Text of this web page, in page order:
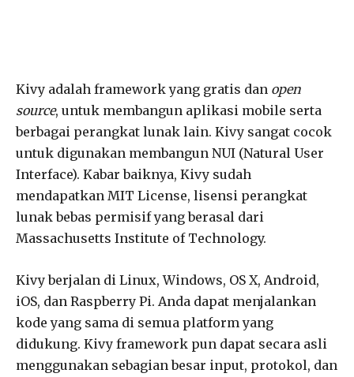
Kivy adalah framework yang gratis dan open
source, untuk membangun aplikasi mobile serta
berbagai perangkat lunak lain. Kivy sangat cocok
untuk digunakan membangun NUI (Natural User
Interface). Kabar baiknya, Kivy sudah
mendapatkan MIT License, lisensi perangkat
lunak bebas permisif yang berasal dari
Massachusetts Institute of Technology.
Kivy berjalan di Linux, Windows, OS X, Android,
iOS, dan Raspberry Pi. Anda dapat menjalankan
kode yang sama di semua platform yang
didukung. Kivy framework pun dapat secara asli
menggunakan sebagian besar input, protokol, dan